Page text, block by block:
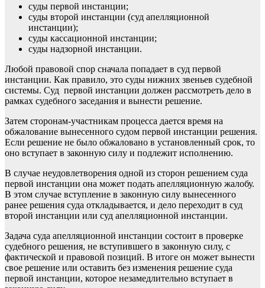
суды первой инстанции;
суды второй инстанции (суд апелляционной
инстанции);
суды кассационной инстанции;
суды надзорной инстанции.
Любой правовой спор сначала попадает в суд первой
инстанции. Как правило, это суды нижних звеньев судебной
системы. Суд первой инстанции должен рассмотреть дело в
рамках судебного заседания и вынести решение.
Затем сторонам-участникам процесса дается время на
обжалование вынесенного судом первой инстанции решения.
Если решение не было обжаловано в установленный срок, то
оно вступает в законную силу и подлежит исполнению.
В случае неудовлетворения одной из сторон решением суда
первой инстанции она может подать апелляционную жалобу.
В этом случае вступление в законную силу вынесенного
ранее решения суда откладывается, и дело переходит в суд
второй инстанции или суд апелляционной инстанции.
Задача суда апелляционной инстанции состоит в проверке
судебного решения, не вступившего в законную силу, с
фактической и правовой позиций. В итоге он может вынести
свое решение или оставить без изменения решение суда
первой инстанции, которое незамедлительно вступает в